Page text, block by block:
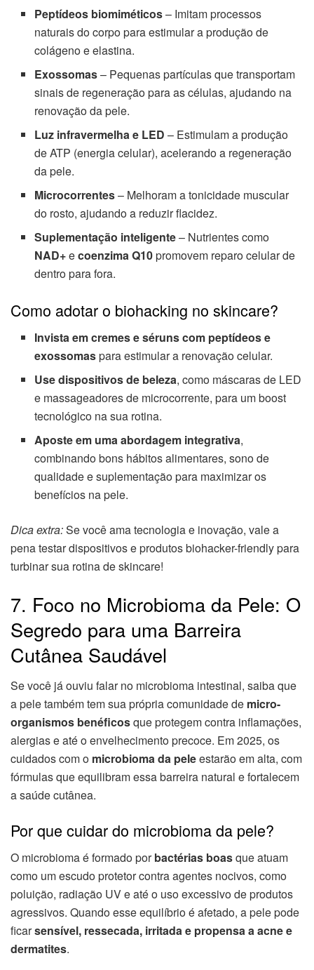
Peptídeos biomiméticos– Imitam processos
naturais do corpo para estimular a produção de
colágeno e elastina.
Exossomas– Pequenas partículas que transportam
sinais de regeneração para as células, ajudando na
renovação da pele.
Luz infravermelha e LED – Estimulam a produção
de ATP (energia celular), acelerando a regeneração
da pele.
Microcorrentes– Melhoram a tonicidade muscular
do rosto, ajudando a reduzir flacidez.
Suplementação inteligente– Nutrientes como
NAD+ecoenzima Q10promovem reparo celular de
dentro para fora.
Como adotar o biohacking no skincare?
Invista em cremes e séruns com peptídeos e
exossomaspara estimular a renovação celular.
Use dispositivos de beleza, como máscaras de LED
e massageadores de microcorrente, para um boost
tecnológico na sua rotina.
Aposte em uma abordagem integrativa,
combinando bons hábitos alimentares, sono de
qualidade e suplementação para maximizar os
benefícios na pele.
Dica extra:Se você ama tecnologia e inovação, vale a
pena testar dispositivos e produtos biohacker-friendly para
turbinar sua rotina de skincare!
7. Foco no Microbioma da Pele: O
Segredo para uma Barreira
Cutânea Saudável
Se você já ouviu falar no microbioma intestinal, saiba que
a pele também tem sua própria comunidade de micro-
organismos benéficosque protegem contra inflamações,
alergias e até o envelhecimento precoce. Em 2025, os
cuidados com o microbioma da peleestarão em alta, com
fórmulas que equilibram essa barreira natural e fortalecem
a saúde cutânea.
Por que cuidar do microbioma da pele?
O microbioma é formado porbactérias boasque atuam
como um escudo protetor contra agentes nocivos, como
poluição, radiação UV e até o uso excessivo de produtos
agressivos. Quando esse equilíbrio é afetado, a pele pode
ficarsensível, ressecada, irritada e propensa a acne e
dermatites.